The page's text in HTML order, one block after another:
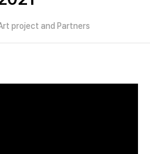
project and Partners